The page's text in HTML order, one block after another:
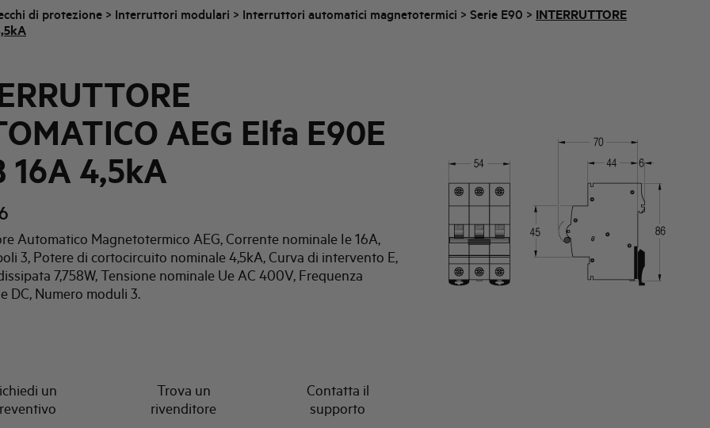
di protezione > Interruttori modulari > Interruttori automatici magnetotermici > Serie E90 > INTERRUTTORE
AEG Elfa E90E
16A 4,5kA
Automatico Magnetotermico AEG, Corrente nominale Ie 16A,
3, Potere di cortocircuito nominale 4,5kA, Curva di intervento E,
7,758W, Tensione nominale Ue AC 400V, Frequenza
DC, Numero moduli 3.
un
Trova un
rivenditore
Contatta il
supporto